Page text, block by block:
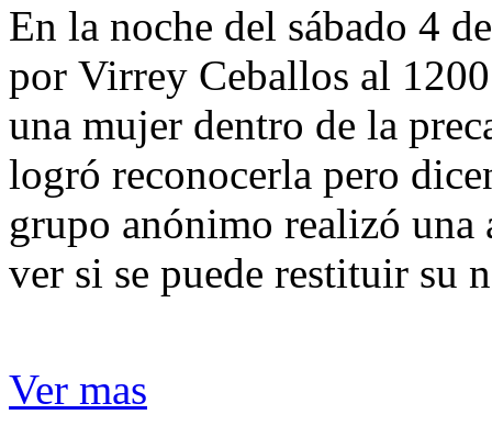
En la noche del sábado 4
por Virrey Ceballos al
una mujer dentro de la
logró reconocerla pero
grupo anónimo realizó
ver si se puede restituir su
Ver mas